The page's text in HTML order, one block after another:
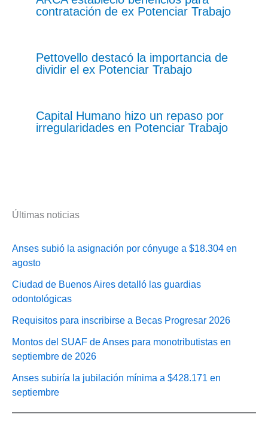
contratación de ex Potenciar Trabajo
Pettovello destacó la importancia de
dividir el ex Potenciar Trabajo
Capital Humano hizo un repaso por
irregularidades en Potenciar Trabajo
Últimas noticias
Anses subió la asignación por cónyuge a $18.304 en
agosto
Ciudad de Buenos Aires detalló las guardias
odontológicas
Requisitos para inscribirse a Becas Progresar 2026
Montos del SUAF de Anses para monotributistas en
septiembre de 2026
Anses subiría la jubilación mínima a $428.171 en
septiembre